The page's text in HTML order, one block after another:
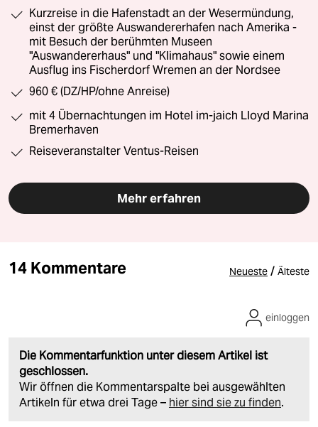
Kurzreise in die Hafenstadt an der Wesermündung,
einst der größte Auswandererhafen nach Amerika -
mit Besuch der berühmten Museen
"Auswandererhaus" und "Klimahaus" sowie einem
Ausflug ins Fischerdorf Wremen an der Nordsee
960 € (DZ/HP/ohne Anreise)
mit 4 Übernachtungen im Hotel im-jaich Lloyd Marina
Bremerhaven
Reiseveranstalter Ventus-Reisen
Mehr erfahren
14 Kommentare Neueste / Älteste
Die Kommentarfunktion unter diesem Artikel ist
geschlossen.
Wir öffnen die Kommentarspalte bei ausgewählten
Artikeln für etwa drei Tage – hier sind sie zu finden.
einloggen